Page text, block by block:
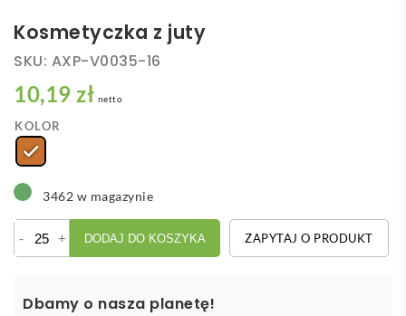
Kosmetyczka z juty
SKU: AXP-V0035-16
10,19 zł netto
KOLOR
3462 w magazynie
-
Kosmetyczka
+ DODAJ DO KOSZYKA ZAPYTAJ O PRODUKT
Dbamy o nasza planetę!